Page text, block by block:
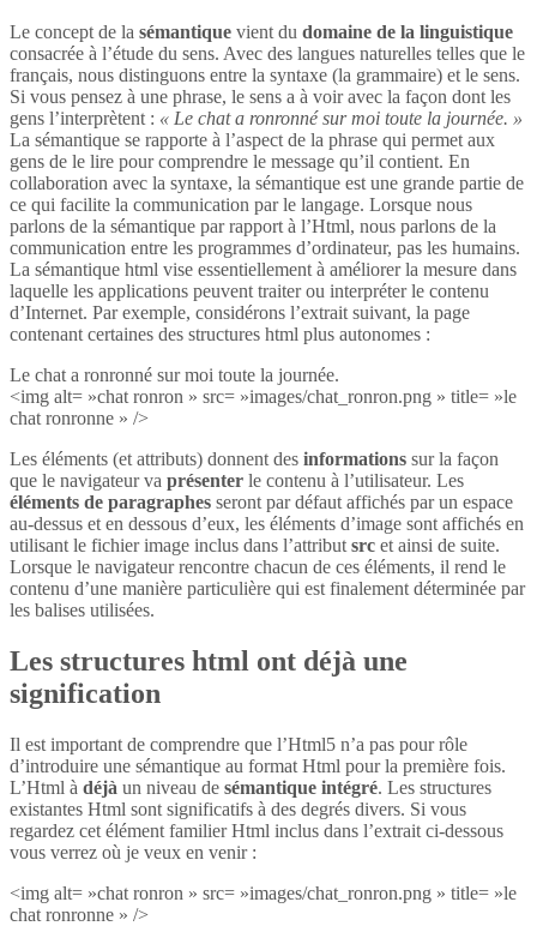
Le concept de la sémantique vient du domaine de la linguistique
consacrée à l’étude du sens. Avec des langues naturelles telles que le
français, nous distinguons entre la syntaxe (la grammaire) et le sens.
Si vous pensez à une phrase, le sens a à voir avec la façon dont les
gens l’interprètent : « Le chat a ronronné sur moi toute la journée. »
La sémantique se rapporte à l’aspect de la phrase qui permet aux
gens de le lire pour comprendre le message qu’il contient. En
collaboration avec la syntaxe, la sémantique est une grande partie de
ce qui facilite la communication par le langage. Lorsque nous
parlons de la sémantique par rapport à l’Html, nous parlons de la
communication entre les programmes d’ordinateur, pas les humains.
La sémantique html vise essentiellement à améliorer la mesure dans
laquelle les applications peuvent traiter ou interpréter le contenu
d’Internet. Par exemple, considérons l’extrait suivant, la page
contenant certaines des structures html plus autonomes :
Le chat a ronronné sur moi toute la journée.
<img alt= »chat ronron » src= »images/chat_ronron.png » title= »le
chat ronronne » />
Les éléments (et attributs) donnent des informations sur la façon
que le navigateur va présenter le contenu à l’utilisateur. Les
éléments de paragraphes seront par défaut affichés par un espace
au-dessus et en dessous d’eux, les éléments d’image sont affichés en
utilisant le fichier image inclus dans l’attribut src et ainsi de suite.
Lorsque le navigateur rencontre chacun de ces éléments, il rend le
contenu d’une manière particulière qui est finalement déterminée par
les balises utilisées.
Les structures html ont déjà une
signification
Il est important de comprendre que l’Html5 n’a pas pour rôle
d’introduire une sémantique au format Html pour la première fois.
L’Html à déjà un niveau de sémantique intégré. Les structures
existantes Html sont significatifs à des degrés divers. Si vous
regardez cet élément familier Html inclus dans l’extrait ci-dessous
vous verrez où je veux en venir :
<img alt= »chat ronron » src= »images/chat_ronron.png » title= »le
chat ronronne » />